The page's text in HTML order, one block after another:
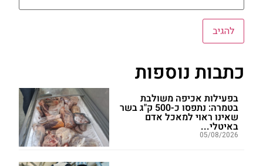
כתבות נוספות
בפעילות אכיפה משולבת
בטמרה: נתפסו כ-500 ק"ג בשר
שאינו ראוי למאכל אדם
באיטלי...
05/08/2026